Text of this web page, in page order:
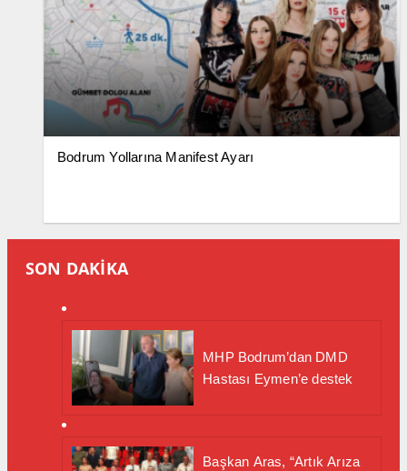
Bodrum Yollarına Manifest Ayarı
SON DAKİKA
MHP Bodrum’dan DMD
Hastası Eymen’e destek
Başkan Aras, “Artık Arıza